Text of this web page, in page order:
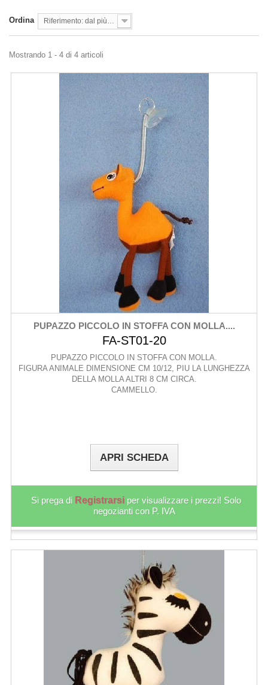
Ordina
Mostrando 1 - 4 di 4 articoli
PUPAZZO PICCOLO IN STOFFA CON MOLLA....
FA-ST01-20
PUPAZZO PICCOLO IN STOFFA CON MOLLA.
FIGURA ANIMALE DIMENSIONE CM 10/12, PIU LA LUNGHEZZA
DELLA MOLLA ALTRI 8 CM CIRCA.
CAMMELLO.
APRI SCHEDA
Si prega di Registrarsi per visualizzare i prezzi! Solo
negozianti con P. IVA